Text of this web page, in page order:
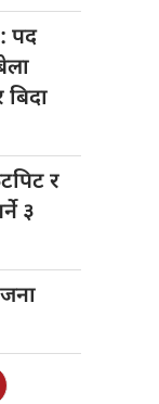
: पद
र
३